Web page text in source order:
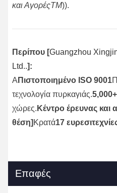
και ΑγορέςTM)).
Περίπου [Guangzhou
Ltd..]:
Α Πιστοποιημένο ISO 9001
τεχνολογία πυρκαγιάς.
χώρες. Κέντρο έρευνας και
θέση] Κρατά17
Επαφές